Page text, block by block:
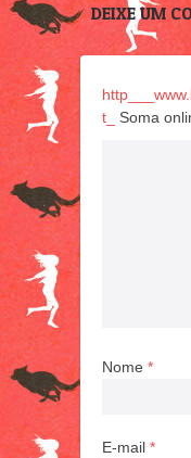
DEIXE UM
t_
Soma
Nome *
E-mail *